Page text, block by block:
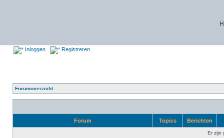
Inloggen Registreren
Forumoverzicht
Forum Topics Berichten
Er zijn